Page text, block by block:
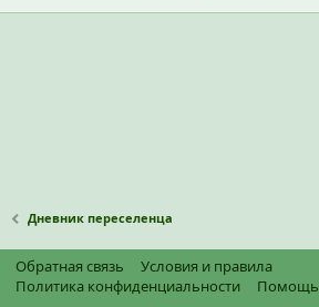
Дневник переселенца
Обратная связь
Условия и правила
Политика конфиденциальности
Помощь